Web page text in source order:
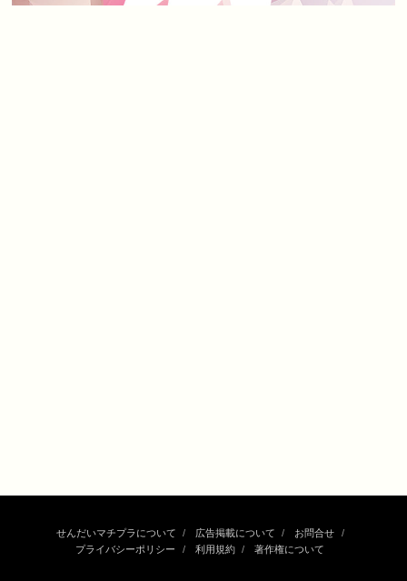
せんだいマチプラについて 広告掲載について
お問合せ
プライバシーポリシー
利用規約 著作権について